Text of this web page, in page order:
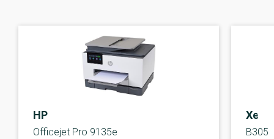
HP
Officejet Pro 9135e B305